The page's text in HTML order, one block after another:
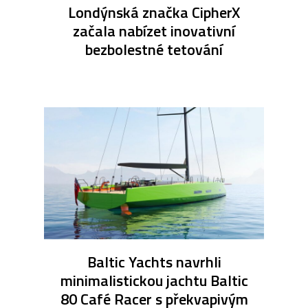
Londýnská značka CipherX
začala nabízet inovativní
bezbolestné tetování
Baltic Yachts navrhli
minimalistickou jachtu Baltic
80 Café Racer s překvapivým